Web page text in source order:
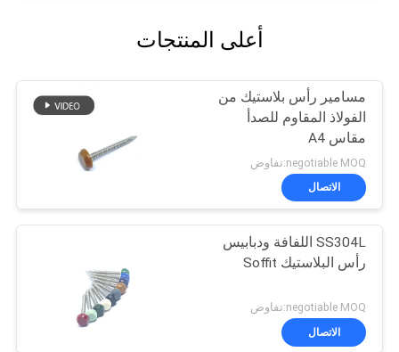
أعلى المنتجات
مسامير رأس بلاستيك من
الفولاذ المقاوم للصدأ
مقاس A4
negotiable MOQ:تفاوض
الاتصال
SS304L اللفافة ودبابيس
رأس البلاستيك Soffit
negotiable MOQ:تفاوض
الاتصال